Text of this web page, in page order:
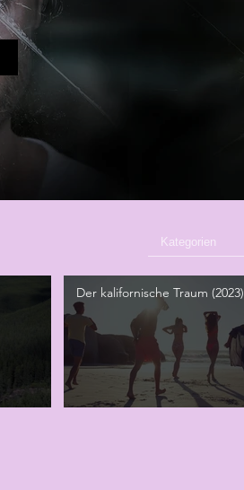
Kategorien
Der kalifornische Traum (2023)